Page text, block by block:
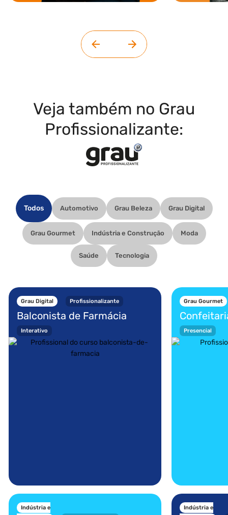
Veja também no Grau
Profissionalizante:
Todos Automotivo Grau Beleza Grau Digital
Grau Gourmet Indústria e Construção Moda
Saúde Tecnologia
Grau Digital Profissionalizante
Balconista de Farmácia
Interativo
Indústria e
Grau Gourmet
Presencial
Indústria e